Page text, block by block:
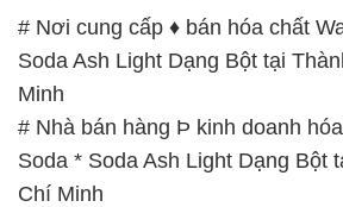
# Nơi cung cấp ♦ bán hóa chất
Soda Ash Light Dạng Bột tại
Minh
# Nhà bán hàng Þ kinh doanh
Soda * Soda Ash Light Dạng Bột
Chí Minh